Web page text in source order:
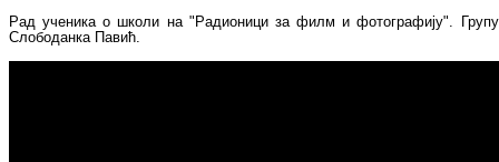
Рад ученика о школи на "Радионици за филм и фотографију"
Слободанка Павић.